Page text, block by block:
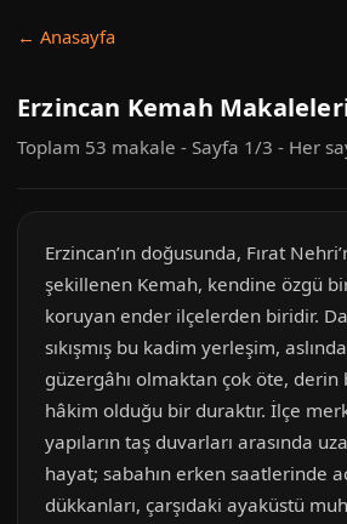
← Anasayfa
Erzincan Kemah
Toplam 53 makale - Sayfa 1/3 - Her
Erzincan’ın doğusunda, Fırat
şekillenen Kemah, kendine özgü
koruyan ender ilçelerden biridir.
sıkışmış bu kadim yerleşim,
güzergâhı olmaktan çok öte,
hâkim olduğu bir duraktır. İlçe
yapıların taş duvarları arasında
hayat; sabahın erken saatlerinde
dükkanları, çarşıdaki ayaküstü